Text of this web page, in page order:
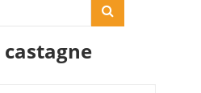
castagne